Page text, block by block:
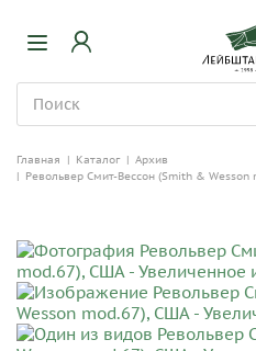
Главная | Каталог | Архив
| Револьвер Смит-Вессон (Smith & Wesson